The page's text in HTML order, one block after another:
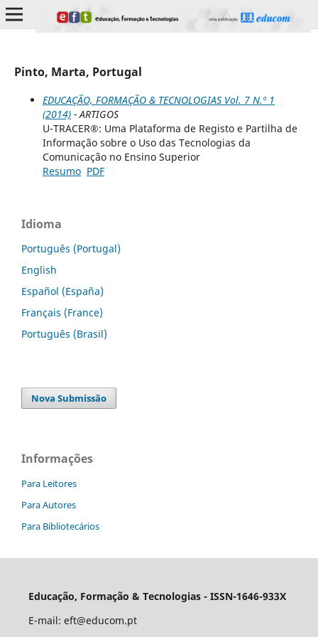
Pinto, Marta, Portugal
EDUCAÇÃO, FORMAÇÃO & TECNOLOGIAS Vol. 7 N.º 1
(2014)- ARTIGOS
U-TRACER®: Uma Plataforma de Registo e Partilha de
Informação sobre o Uso das Tecnologias da
Comunicação no Ensino Superior
Resumo PDF
Idioma
Português (Portugal)
English
Español (España)
Français (France)
Português (Brasil)
Nova Submissão
Informações
Para Leitores
Para Autores
Para Bibliotecários
Educação, Formação & Tecnologias - ISSN-1646-933X
E-mail: eft@educom.pt